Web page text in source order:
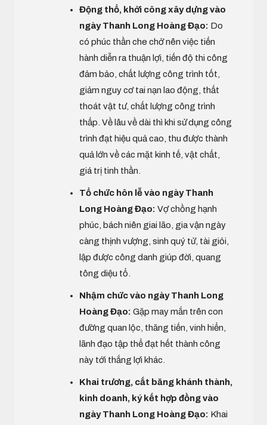
Động thổ, khởi công xây dựng vào
ngày Thanh Long Hoàng Đạo: Do
có phúc thần che chở nên việc tiến
hành diễn ra thuận lợi, tiến độ thi công
đảm bảo, chất lượng công trình tốt,
giảm nguy cơ tai nạn lao động, thất
thoát vật tư, chất lượng công trình
thấp. Về lâu về dài thì khi sử dụng công
trình đạt hiệu quả cao, thu được thành
quả lớn về các mặt kinh tế, vật chất,
giá trị tinh thần.
Tổ chức hôn lễ vào ngày Thanh
Long Hoàng Đạo: Vợ chồng hạnh
phúc, bách niên giai lão, gia vận ngày
càng thịnh vượng, sinh quý tử, tài giỏi,
lập được công danh giúp đời, quang
tông diệu tổ.
Nhậm chức vào ngày Thanh Long
Hoàng Đạo: Gặp may mắn trên con
đường quan lộc, thăng tiến, vinh hiển,
lãnh đạo tập thể đạt hết thành công
này tới thắng lợi khác.
Khai trương, cắt băng khánh thành,
kinh doanh, ký kết hợp đồng vào
ngày Thanh Long Hoàng Đạo: Khai